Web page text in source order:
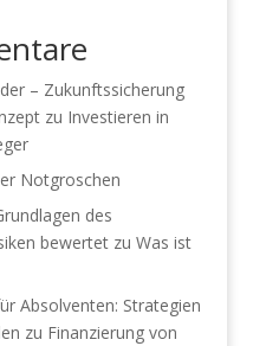
– Zukunftssicherung
zu Investieren in
Notgroschen
des
bewertetzu Was ist
Absolventen: Strategien
zu Finanzierung von